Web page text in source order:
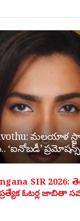
మలయాళ
‘ఐనోబడీ’
SIR 2026:
ఓటర్ల జాబితా